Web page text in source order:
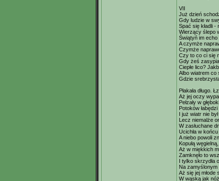
VII
Już dzień
Gdy ludzie w
Spać się kładli -
Wierzący ślepo
Świątyń im echo
A czymże
Czymże
Czy to co ci się
Gdy żeś
Ciepłe lico?
Albo wiatrem co
Gdzie
Płakała długo.
Aż jej oczy
Pełzały w
Potoków
I już wiatr nie
Lecz niemalże
W zasłuchane
Ucichła w końcu
A niebo powoli
Kopułą węgielną,
Aż w miękkich
Zamknęło to
I tylko skrzydła
Na zamyślonym
Aż się jej młode
W wąską jak